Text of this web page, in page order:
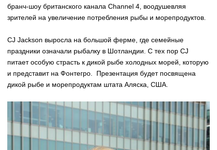
бранч-шоу британского канала Channel 4, воодушевляя
зрителей на увеличение потребления рыбы и морепродуктов.
CJ Jackson выросла на большой ферме, где семейные
праздники означали рыбалку в Шотландии. С тех пор CJ
питает особую страсть к дикой рыбе холодных морей, которую
и представит на Фонтегро. Презентация будет посвящена
дикой рыбе и морепродуктам штата Аляска, США.